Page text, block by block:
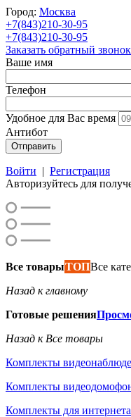
Город: Москва
+7(843)210-30-95
+7(843)210-30-95
Заказать обратный звонок
Ваше имя
Телефон
Удобное для Вас время
Антибот
Отправить
Войти | Регистрация
Авторизуйтесь для
Все товарыТОПВсе
Назад к главному
Готовые решения
Назад к Все товары
Комплекты
Комплекты
Комплекты для